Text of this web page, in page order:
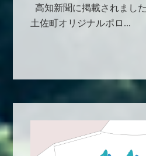
高知新聞に掲載されました
土佐町オリジナルポロ...